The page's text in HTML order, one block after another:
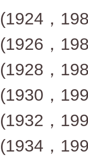
，
，
，
，
，
，